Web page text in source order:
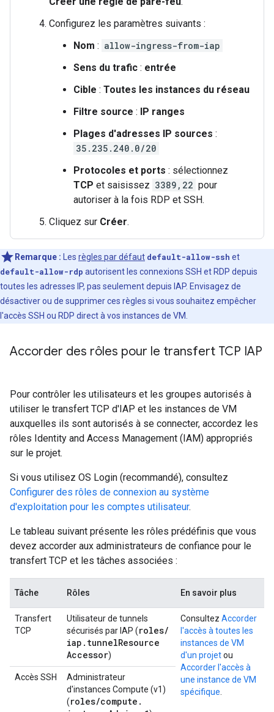
Configurez les paramètres suivants :
Nom : allow-ingress-from-iap
Sens du trafic : entrée
Cible : Toutes les instances du réseau
Filtre source : IP ranges
Plages d'adresses IP sources :
35.235.240.0/20
Protocoles et ports : sélectionnez
TCP et saisissez 3389,22 pour
autoriser à la fois RDP et SSH.
Cliquez sur Créer.
Remarque : Les règles par défaut default-allow-ssh et
default-allow-rdp autorisent les connexions SSH et RDP depuis
toutes les adresses IP, pas seulement depuis IAP. Envisagez de
désactiver ou de supprimer ces règles si vous souhaitez empêcher
l'accès SSH ou RDP direct à vos instances de VM.
Accorder des rôles pour le transfert TCP IAP
Pour contrôler les utilisateurs et les groupes autorisés à
utiliser le transfert TCP d'IAP et les instances de VM
auxquelles ils sont autorisés à se connecter, accordez les
rôles Identity and Access Management (IAM) appropriés
sur le projet.
Si vous utilisez OS Login (recommandé), consultez
Configurer des rôles de connexion au système
d'exploitation pour les comptes utilisateur.
Le tableau suivant présente les rôles prédéfinis que vous
devez accorder aux administrateurs de confiance pour le
transfert TCP et les tâches associées :
Tâche Rôles En savoir plus
Transfert
TCP
Utilisateur de tunnels
sécurisés par IAP (roles/
iap . tunnelResource
Accessor)
Consultez Accorder
l'accès à toutes les
instances de VM
d'un projetou
Accorder l'accès à
une instance de VM
spécifique
Accès SSH
Administrateur
d'instances Compute (v1)
(roles/compute .